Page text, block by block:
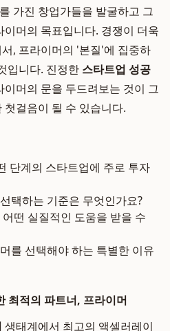
가진 창업가들을 발굴하고 그
머의 목표입니다. 경쟁이 더욱
, 프라이머의 '본질'에 집중하
입니다. 진정한 스타트업 성공
머의 문을 두드려보는 것이 그
걸음이 될 수 있습니다.
단계의 스타트업에 주로 투자
택하는 기준은 무엇인가요?
떤 실질적인 도움을 받을 수
를 선택해야 하는 특별한 이유
최적의 파트너, 프라이머
생태계에서 최고의 액셀러레이